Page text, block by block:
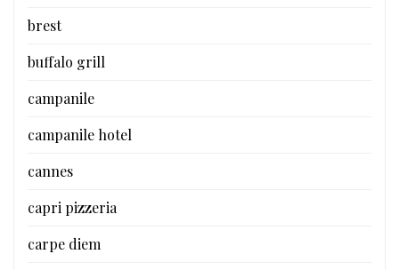
brest
buffalo grill
campanile
campanile hotel
cannes
capri pizzeria
carpe diem